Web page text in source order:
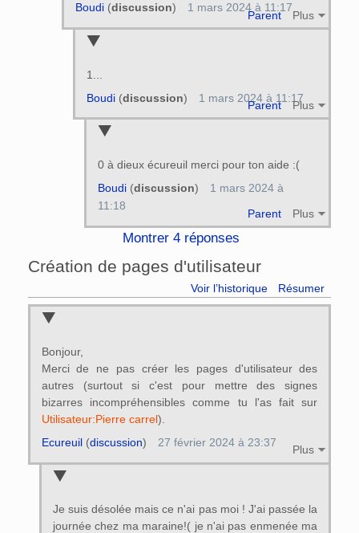
Parent Plus
Boudi(discussion) 1 mars 2024 à 11:17
1...
Parent Plus
Boudi(discussion) 1 mars 2024 à 11:17
0 à dieux écureuil merci pour ton aide :(
Parent Plus
Boudi(discussion)
1 mars 2024 à
11:18
Montrer 4 réponses
Création de pages d'utilisateur
Voir l’historique Résumer
Bonjour,
Merci de ne pas créer les pages d'utilisateur des
autres (surtout si c'est pour mettre des signes
bizarres incompréhensibles comme tu l'as fait sur
Utilisateur:Pierre carrel).
Plus
Ecureuil(discussion) 27 février 2024 à 23:37
Je suis désolée mais ce n'ai pas moi ! J'ai passée la
journée chez ma maraine!( je n'ai pas enmenée ma